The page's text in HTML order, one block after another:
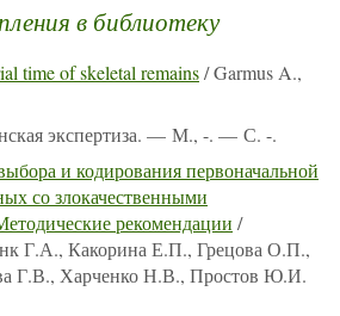
в библиотеку
time of skeletal remains/ Garmus A.,
экспертиза. — М., -. — С. -.
и кодирования первоначальной
со злокачественными
рекомендации /
Г.А., Какорина Е.П., Грецова О.П.,
Г.В., Харченко Н.В., Простов Ю.И.